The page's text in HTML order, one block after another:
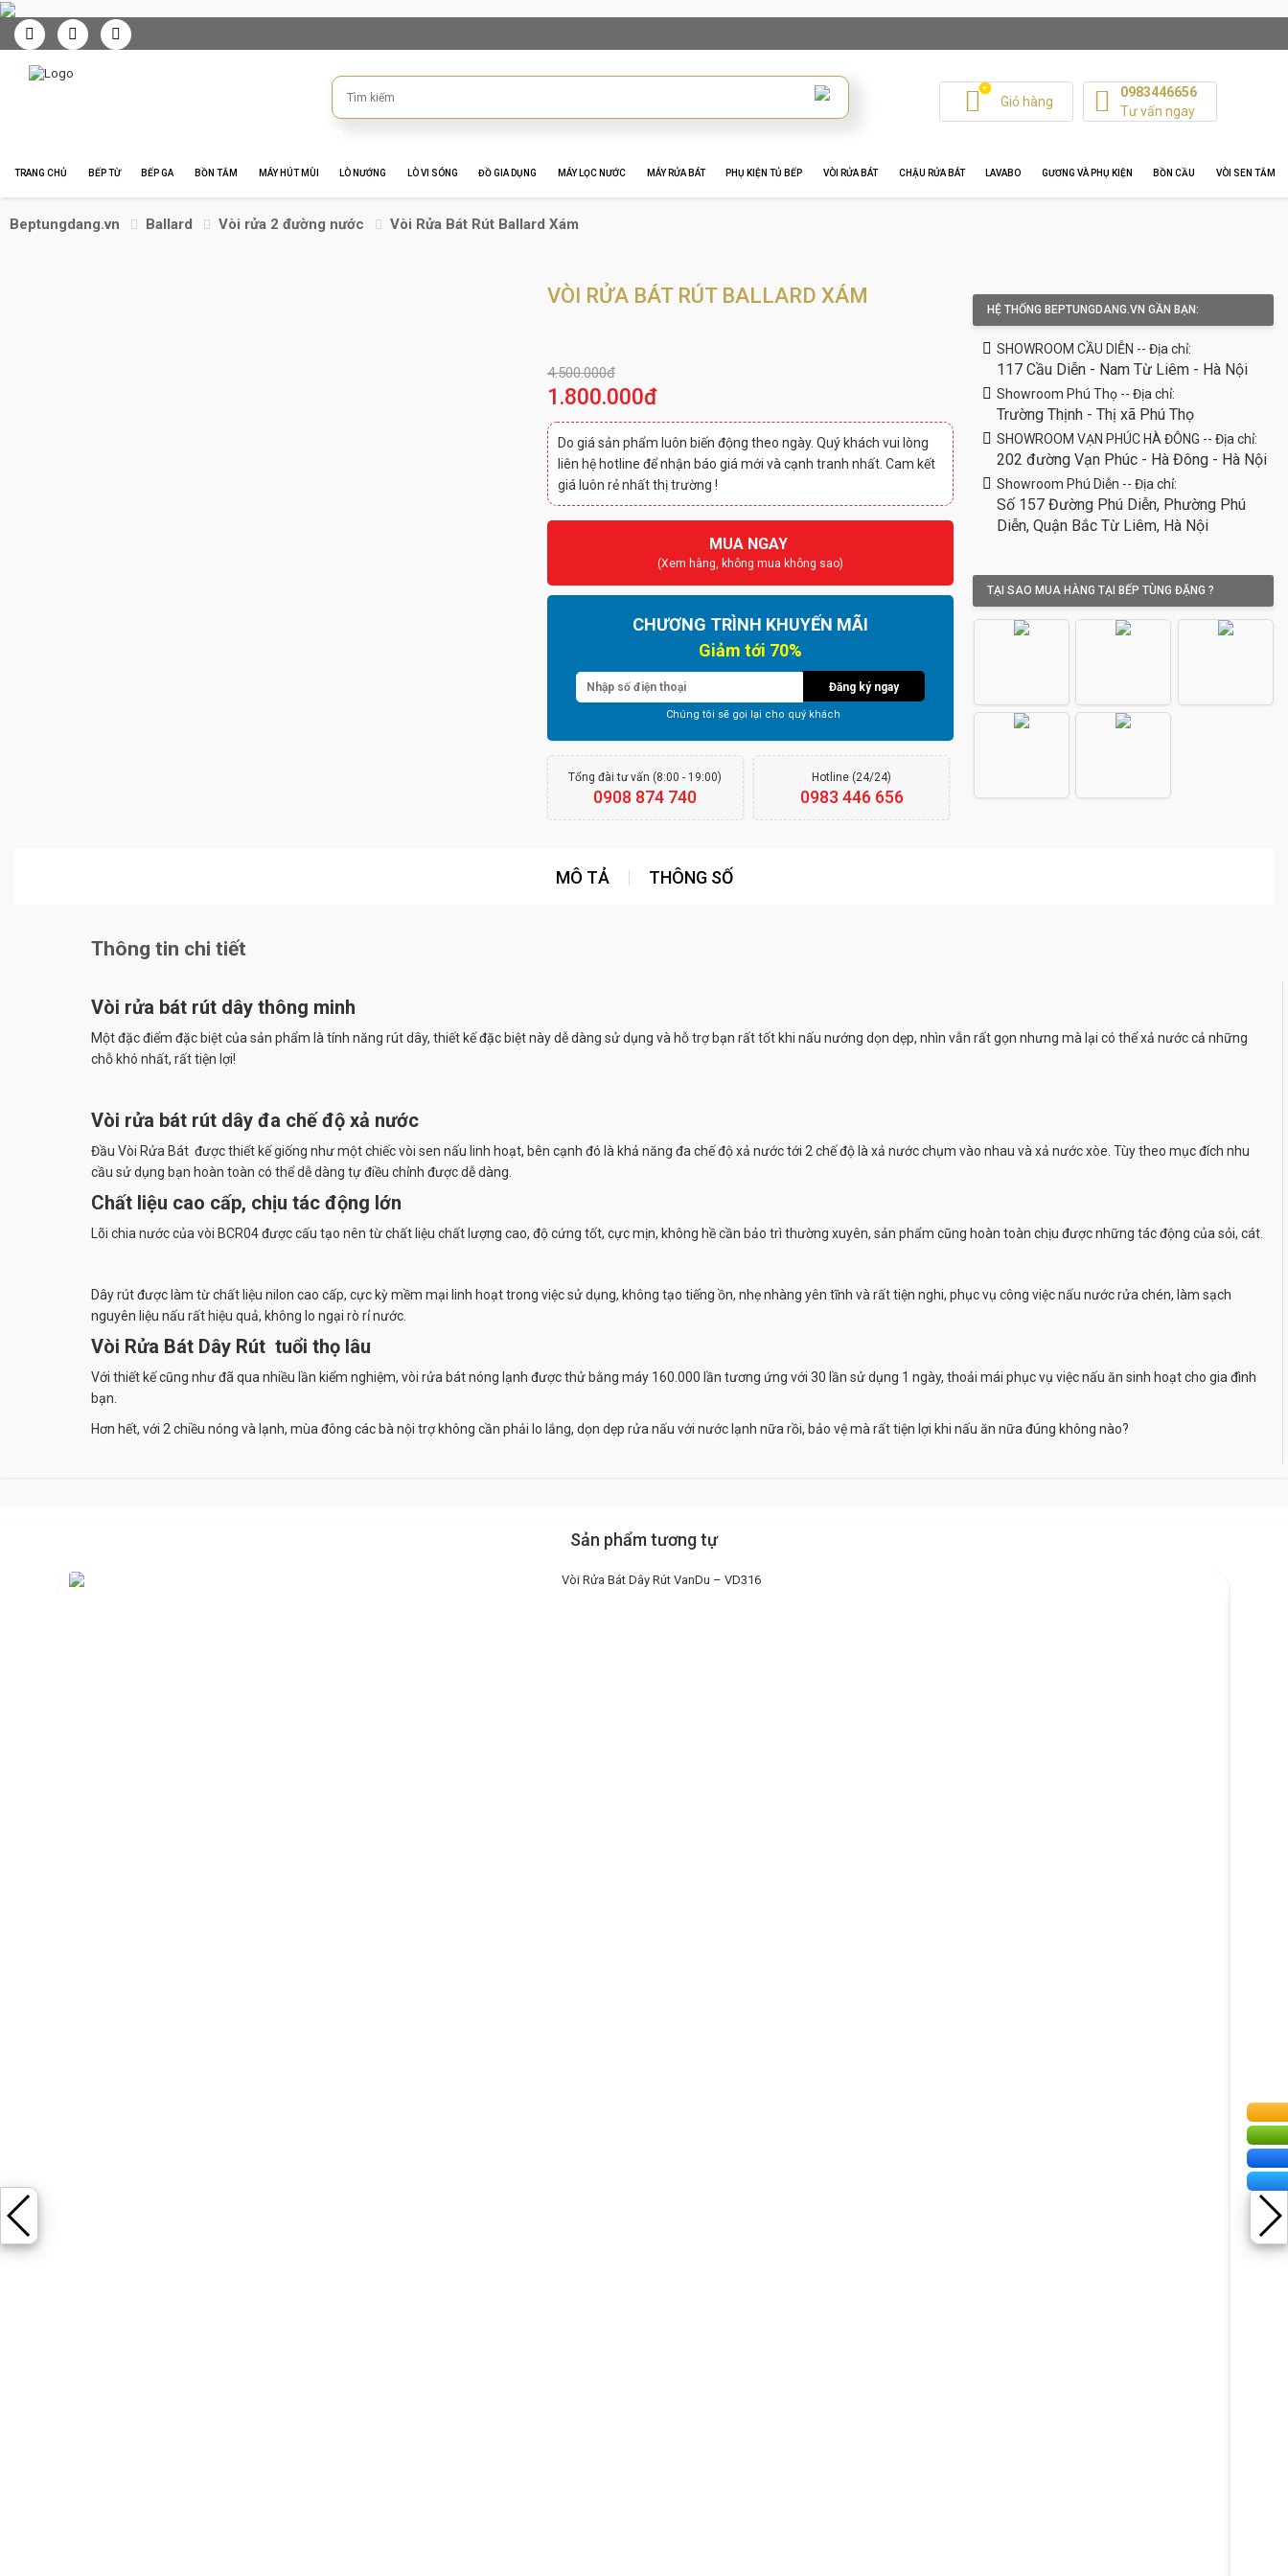
+
Giỏ hàng
0983446656
Tư vấn ngay
TRANG CHỦ BẾP TỪ BẾP GA BỒN TẮM MÁY HÚT MÙI LÒ NƯỚNG LÒ VI SÓNG ĐỒ GIA DỤNG MÁY LỌC NƯỚC MÁY RỬA BÁT PHỤ KIỆN TỦ BẾP VÒI RỬA BÁT CHẬU RỬA BÁT LAVABO GƯƠNG VÀ PHỤ KIỆN BỒN CẦU VÒI SEN TẮM
Beptungdang.vn Ballard Vòi rửa 2 đường nước Vòi Rửa Bát Rút Ballard Xám
VÒI RỬA BÁT RÚT BALLARD XÁM
4.500.000đ
1.800.000đ
Do giá sản phẩm luôn biến động theo ngày. Quý khách vui lòng
liên hệ hotline để nhận báo giá mới và cạnh tranh nhất. Cam kết
giá luôn rẻ nhất thị trường !
MUA NGAY
(Xem hàng, không mua không sao)
CHƯƠNG TRÌNH KHUYẾN MÃI
Giảm tới 70%
Đăng ký ngay
Chúng tôi sẽ gọi lại cho quý khách
Tổng đài tư vấn (8:00 - 19:00)
0908 874 740
Hotline (24/24)
0983 446 656
HỆ THỐNG BEPTUNGDANG.VN GẦN BẠN:
SHOWROOM CẦU DIỄN -- Địa chỉ:
117 Cầu Diễn - Nam Từ Liêm - Hà Nội
Showroom Phú Thọ -- Địa chỉ:
Trường Thịnh - Thị xã Phú Thọ
SHOWROOM VẠN PHÚC HÀ ĐÔNG -- Địa chỉ:
202 đường Vạn Phúc - Hà Đông - Hà Nội
Showroom Phú Diễn -- Địa chỉ:
Số 157 Đường Phú Diễn, Phường Phú
Diễn, Quận Bắc Từ Liêm, Hà Nội
TẠI SAO MUA HÀNG TẠI BẾP TÙNG ĐẶNG ?
MÔ TẢ THÔNG SỐ
Thông tin chi tiết
Vòi rửa bát rút dây thông minh
Một đặc điểm đặc biệt của sản phẩm là tính năng rút dây, thiết kế đặc biệt này dễ dàng sử dụng và hỗ trợ bạn rất tốt khi nấu nướng dọn dẹp, nhìn vẫn rất gọn nhưng mà lại có thể xả nước cả những
chỗ khó nhất, rất tiện lợi!
Vòi rửa bát rút dây đa chế độ xả nước
Đầu Vòi Rửa Bát được thiết kế giống như một chiếc vòi sen nấu linh hoạt, bên cạnh đó là khả năng đa chế độ xả nước tới 2 chế độ là xả nước chụm vào nhau và xả nước xòe. Tùy theo mục đích nhu
cầu sử dụng bạn hoàn toàn có thể dễ dàng tự điều chỉnh được dễ dàng.
Chất liệu cao cấp, chịu tác động lớn
Lõi chia nước của vòi BCR04 được cấu tạo nên từ chất liệu chất lượng cao, độ cứng tốt, cực mịn, không hề cần bảo trì thường xuyên, sản phẩm cũng hoàn toàn chịu được những tác động của sỏi, cát.
Dây rút được làm từ chất liệu nilon cao cấp, cực kỳ mềm mại linh hoạt trong việc sử dụng, không tạo tiếng ồn, nhẹ nhàng yên tĩnh và rất tiện nghi, phục vụ công việc nấu nước rửa chén, làm sạch
nguyên liệu nấu rất hiệu quả, không lo ngại rò rỉ nước.
Vòi Rửa Bát Dây Rút tuổi thọ lâu
Với thiết kế cũng như đã qua nhiều lần kiểm nghiệm, vòi rửa bát nóng lạnh được thử bằng máy 160.000 lần tương ứng với 30 lần sử dụng 1 ngày, thoải mái phục vụ việc nấu ăn sinh hoạt cho gia đình
bạn.
Hơn hết, với 2 chiều nóng và lạnh, mùa đông các bà nội trợ không cần phải lo lắng, dọn dẹp rửa nấu với nước lạnh nữa rồi, bảo vệ mà rất tiện lợi khi nấu ăn nữa đúng không nào?
Sản phẩm tương tự